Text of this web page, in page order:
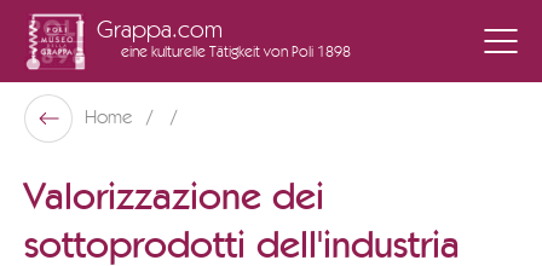
Grappa.com
eine kulturelle Tätigkeit von Poli 1898
Poli Museo Della Grappa
Zurück
Home
Valorizzazione dei
sottoprodotti dell'industria